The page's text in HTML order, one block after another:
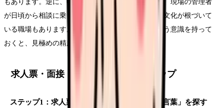
もあります。逆に、明文化された規程は最低限でも、現場の管理者
が日頃から相談に乗り、すぐ複数対応に切り替える文化が根づいて
いる職場もあります。書面と実態の両面を見るという意識を持って
おくと、見極めの精度が上がります。
求人票・面接・見学で確認する3ステップ
ステップ1：求人票・採用ページで「仕組みの言葉」を探す